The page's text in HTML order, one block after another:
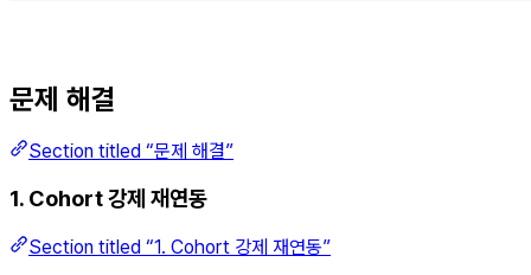
문제 해결
Section titled “문제 해결”
1. Cohort 강제 재연동
Section titled “1. Cohort 강제 재연동”